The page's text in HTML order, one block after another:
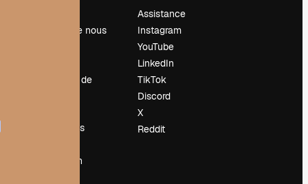
À propos de nous
Tendances de
Événements
Vendre mon
Assistance
Instagram
YouTube
LinkedIn
TikTok
Discord
X
Reddit